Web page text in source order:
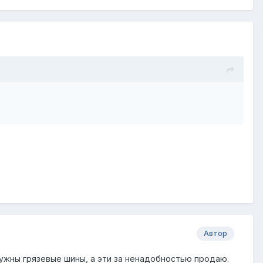
Автор
грязевые шины, а эти за ненадобностью продаю.